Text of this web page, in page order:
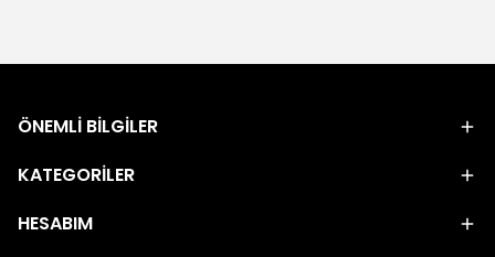
ÖNEMLİ BİLGİLER
KATEGORİLER
HESABIM